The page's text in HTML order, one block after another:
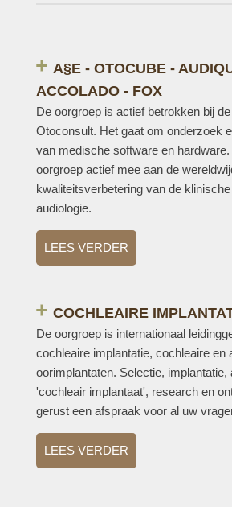
A§E - OTOCUBE -
ACCOLADO - FOX
De oorgroep is actief betrokken bij
Otoconsult. Het gaat om onderzoek
van medische software en
oorgroep actief mee aan de
kwaliteitsverbetering van de
audiologie.
LEES VERDER
COCHLEAIRE
De oorgroep is internationaal
cochleaire implantatie, cochleaire en
oorimplantaten. Selectie, implantatie,
'cochleair implantaat', research en
gerust een afspraak voor al uw
LEES VERDER